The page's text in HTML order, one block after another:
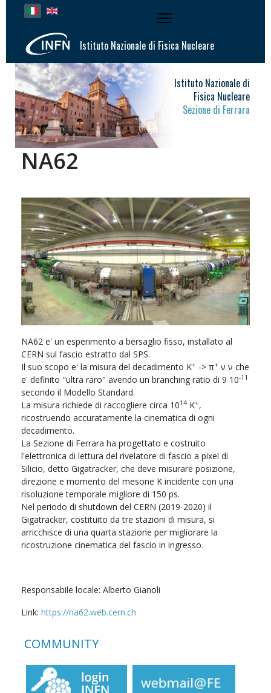
Seleziona la tua lingua
Istituto Nazionale di Fisica Nucleare
Istituto Nazionale di
Fisica Nucleare
Sezione di Ferrara
NA62
NA62 e' un esperimento a bersaglio fisso, installato al
CERN sul fascio estratto dal SPS.
Il suo scopo e' la misura del decadimento K+ -> π+ ν ν che
e' definito "ultra raro" avendo un branching ratio di 9 10-11
secondo il Modello Standard.
La misura richiede di raccogliere circa 1014 K+,
ricostruendo accuratamente la cinematica di ogni
decadimento.
La Sezione di Ferrara ha progettato e costruito
l'elettronica di lettura del rivelatore di fascio a pixel di
Silicio, detto Gigatracker, che deve misurare posizione,
direzione e momento del mesone K incidente con una
risoluzione temporale migliore di 150 ps.
Nel periodo di shutdown del CERN (2019-2020) il
Gigatracker, costituito da tre stazioni di misura, si
arricchisce di una quarta stazione per migliorare la
ricostruzione cinematica del fascio in ingresso.
Responsabile locale: Alberto Gianoli
Link: https://na62.web.cern.ch
COMMUNITY